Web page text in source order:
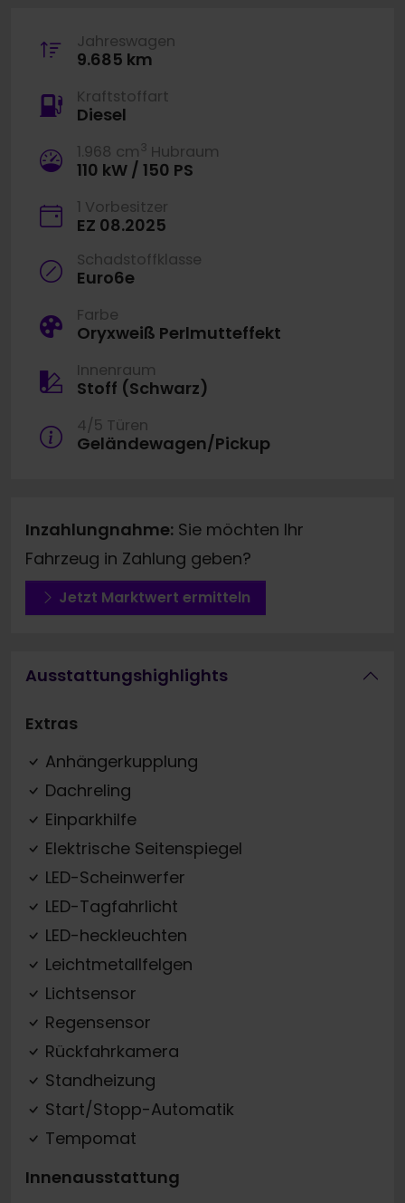
Jahreswagen
9.685 km
Kraftstoffart
Diesel
1.968 cm 3 Hubraum
110 kW / 150 PS
1 Vorbesitzer
EZ 08.2025
Schadstoffklasse
Euro6e
Farbe
Oryxweiß Perlmutteffekt
Innenraum
Stoff (Schwarz)
4/5 Türen
Geländewagen/Pickup
Inzahlungnahme: Sie möchten Ihr
Fahrzeug in Zahlung geben?
Jetzt Marktwert ermitteln
Ausstattungshighlights
Extras
Anhängerkupplung
Dachreling
Einparkhilfe
Elektrische Seitenspiegel
LED-Scheinwerfer
LED-Tagfahrlicht
LED-heckleuchten
Leichtmetallfelgen
Lichtsensor
Regensensor
Rückfahrkamera
Standheizung
Start/Stopp-Automatik
Tempomat
Innenausstattung